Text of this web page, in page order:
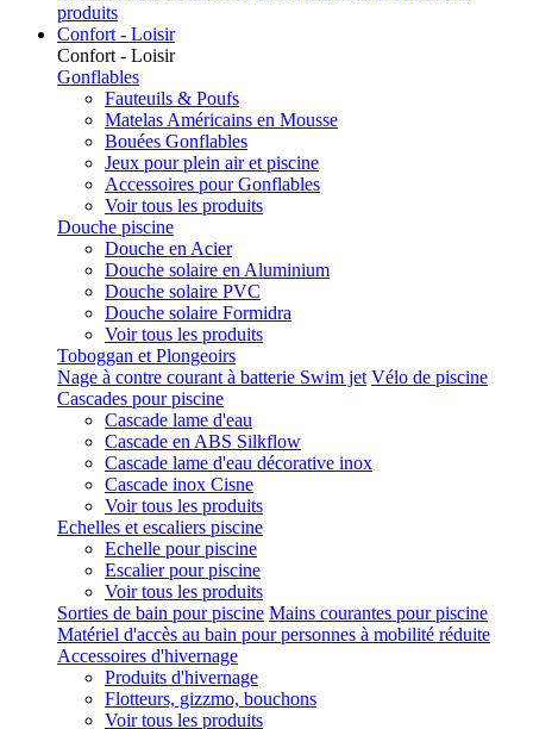
produits
Confort - Loisir
Confort - Loisir
Gonflables
Fauteuils & Poufs
Matelas Américains en Mousse
Bouées Gonflables
Jeux pour plein air et piscine
Accessoires pour Gonflables
Voir tous les produits
Douche piscine
Douche en Acier
Douche solaire en Aluminium
Douche solaire PVC
Douche solaire Formidra
Voir tous les produits
Toboggan et Plongeoirs
Nage à contre courant à batterie Swim jet Vélo de piscine
Cascades pour piscine
Cascade lame d'eau
Cascade en ABS Silkflow
Cascade lame d'eau décorative inox
Cascade inox Cisne
Voir tous les produits
Echelles et escaliers piscine
Echelle pour piscine
Escalier pour piscine
Voir tous les produits
Sorties de bain pour piscine Mains courantes pour piscine
Matériel d'accès au bain pour personnes à mobilité réduite
Accessoires d'hivernage
Produits d'hivernage
Flotteurs, gizzmo, bouchons
Voir tous les produits